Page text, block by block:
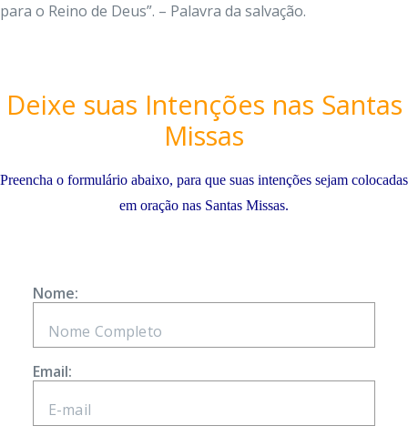
para o Reino de Deus”. – Palavra da salvação.
Deixe suas Intenções nas Santas
Missas
Preencha o formulário abaixo, para que suas intenções sejam colocadas
em oração nas Santas Missas.
Nome:
Email: